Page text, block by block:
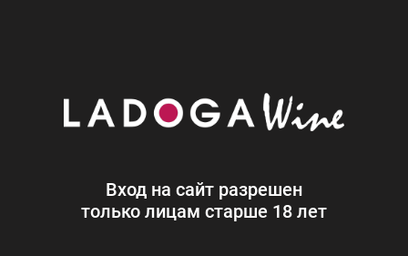
Вход на сайт разрешен
только лицам старше 18 лет
Ликеры
Сортировка